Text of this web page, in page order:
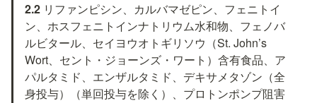
2.2 リファンピシン、カルバマゼピン、フェニトイ
ン、ホスフェニトインナトリウム水和物、フェノバ
ルビタール、セイヨウオトギリソウ（St. John’s
Wort、セント・ジョーンズ・ワート）含有食品、ア
パルタミド、エンザルタミド、デキサメタゾン（全
身投与）（単回投与を除く）、プロトンポンプ阻害